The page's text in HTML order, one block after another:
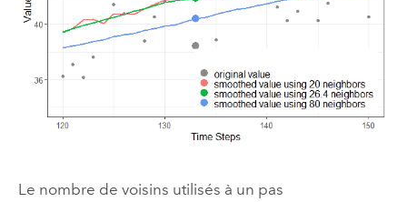
Le nombre de voisins utilisés à un pas